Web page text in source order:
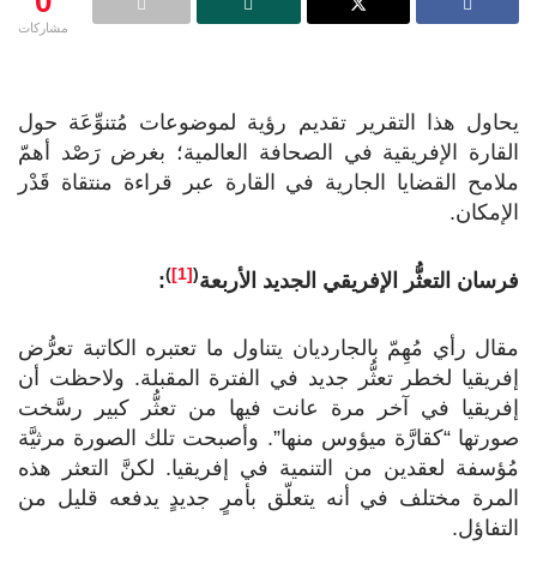
مشاركات
يحاول هذا التقرير تقديم رؤية لموضوعات مُتنوِّعَة حول
القارة الإفريقية في الصحافة العالمية؛ بغرض رَصْد أهمّ
ملامح القضايا الجارية في القارة عبر قراءة منتقاة قَدْر
الإمكان.
فرسان التعثُّر الإفريقي الجديد الأربعة(
[1]
)
:
مقال رأي مُهِمّ بالجارديان يتناول ما تعتبره الكاتبة تعرُّض
إفريقيا لخطر تعثُّر جديد في الفترة المقبلة. ولاحظت أن
إفريقيا في آخر مرة عانت فيها من تعثُّر كبير رسَّخت
صورتها “كقارَّة ميؤوس منها”. وأصبحت تلك الصورة مرثيَّة
مُؤسفة لعقدين من التنمية في إفريقيا. لكنَّ التعثر هذه
المرة مختلف في أنه يتعلّق بأمرٍ جديدٍ يدفعه قليل من
التفاؤل.